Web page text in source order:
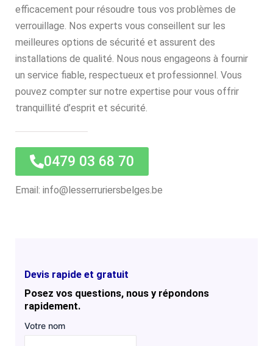
efficacement pour résoudre tous vos problèmes de
verrouillage. Nos experts vous conseillent sur les
meilleures options de sécurité et assurent des
installations de qualité. Nous nous engageons à fournir
un service fiable, respectueux et professionnel. Vous
pouvez compter sur notre expertise pour vous offrir
tranquillité d’esprit et sécurité.
0479 03 68 70
Email: info@lesserruriersbelges.be
Devis rapide et gratuit
Posez vos questions, nous y répondons
rapidement.
Votre nom